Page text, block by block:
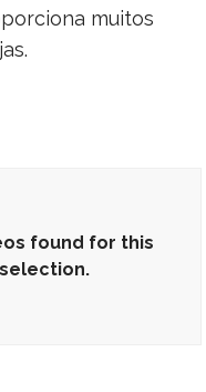
muitos
found for this
selection.